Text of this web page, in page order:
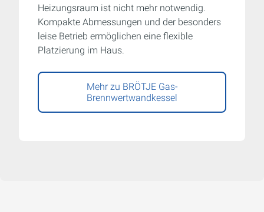
Heizungsraum ist nicht mehr notwendig.
Kompakte Abmessungen und der besonders
leise Betrieb ermöglichen eine flexible
Platzierung im Haus.
Mehr zu BRÖTJE Gas-
Brennwertwandkessel